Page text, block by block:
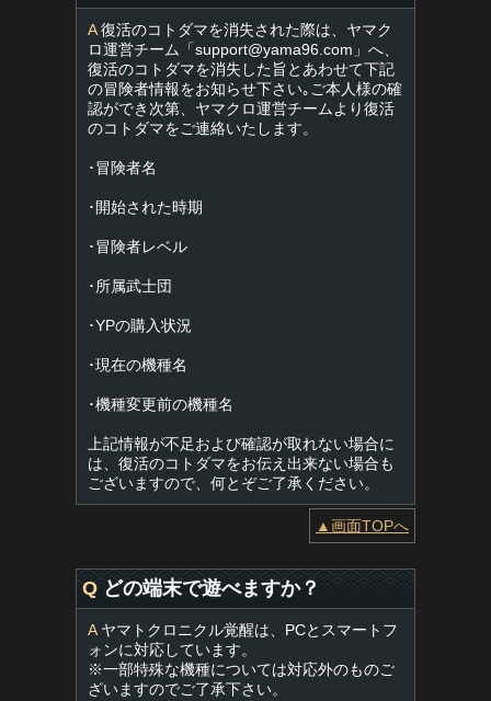
A復活のコトダマを消失された際は、ヤマク
ロ運営チーム「support@yama96.com 」へ、
復活のコトダマを消失した旨とあわせて下記
の冒険者情報をお知らせ下さい｡ご本人様の確
認ができ次第、ヤマクロ運営チームより復活
のコトダマをご連絡いたします。
･冒険者名
･開始された時期
･冒険者レベル
･所属武士団
･YPの購入状況
･現在の機種名
･機種変更前の機種名
上記情報が不足および確認が取れない場合に
は、復活のコトダマをお伝え出来ない場合も
ございますので、何とぞご了承ください。
▲画面TOPへ
Q どの端末で遊べますか？
Aヤマトクロニクル覚醒は、PCとスマートフ
ォンに対応しています。
※一部特殊な機種については対応外のものご
ざいますのでご了承下さい。